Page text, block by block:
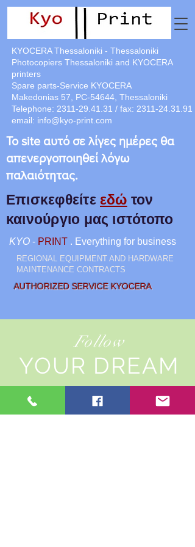
AUTHORIZED SERVICE KYOCERA
KYOCERA Thessaloniki - Thessaloniki
Photocopiers Thessaloniki and KYOCERA
printers
Spare parts-Service KYOCERA
Makedonias 57, PC-54644, Thessaloniki
Telephone: 2311-29.41.31 / fax: 2311-24.31.91
email: info@kyo-print.com
KYO - PRINT . Everything for business
REGIONAL EQUIPMENT AND HARDWARE
MAINTENANCE CONTRACTS
Το site αυτό σε λίγες ημέρες θα
απενεργοποιηθεί λόγω
παλαιότητας.
Επισκεφθείτε εδώ τον
καινούργιο μας ιστότοπο
LEASING
Follow
YOUR DREAM